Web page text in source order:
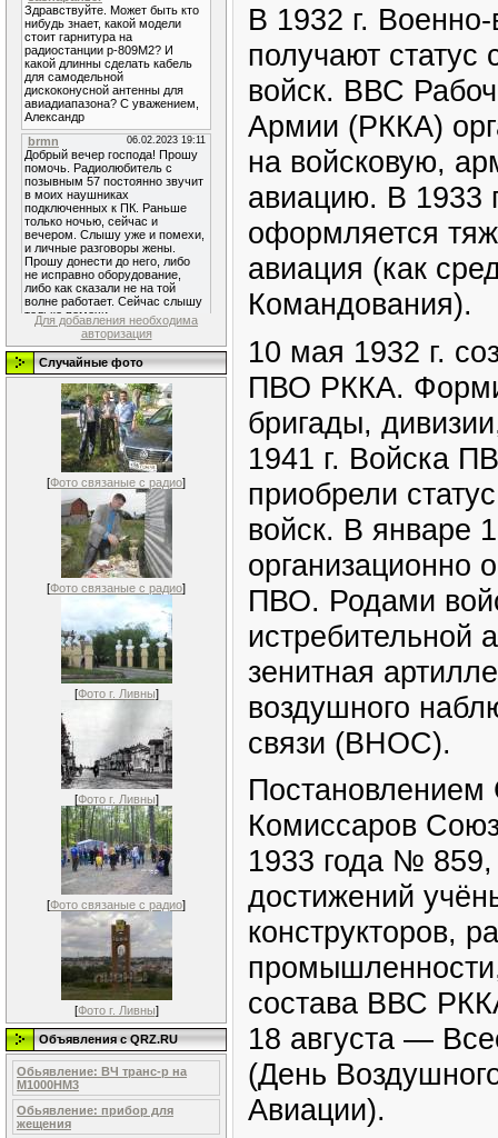
Для добавления необходима
авторизация
Случайные фото
[Фото связаные с радио]
[Фото связаные с радио]
[Фото г. Ливны]
[Фото г. Ливны]
[Фото связаные с радио]
[Фото г. Ливны]
Объявления c QRZ.RU
Обьявление: ВЧ транс-р на
М1000НМ3
Обьявление: прибор для
жещения
В 1932 г.
получают статус
войск. ВВС
Армии (РККА)
на войсковую,
авиацию. В 1933
оформляется
авиация (как
Командования).
10 мая 1932 г.
ПВО РККА.
бригады,
1941 г. Войска
приобрели
войск. В январе
организационно
ПВО. Родами
истребительной
зенитная
воздушного
связи (ВНОС).
Комиссаров
1933 года №
достижений
конструкторов,
промышленности,
состава ВВС
18 августа —
(День
Авиации).